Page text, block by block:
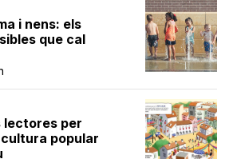
i nens: els
que cal
lectores per
popular